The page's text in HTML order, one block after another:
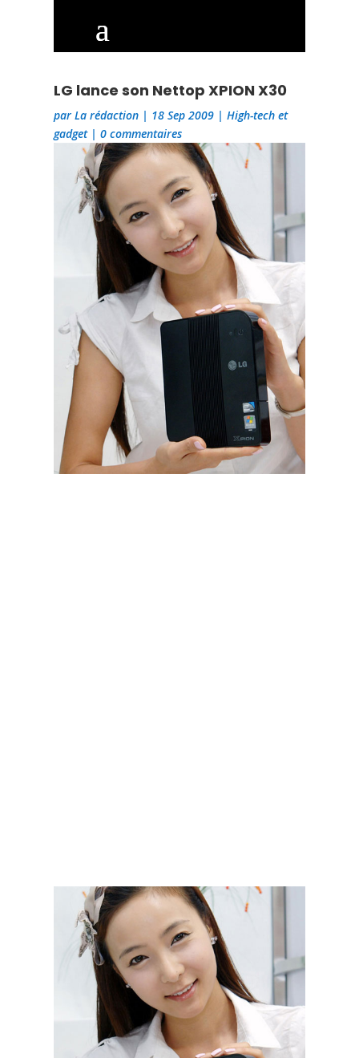
LG lance son Nettop XPION X30
parLa rédaction | 18 Sep 2009 |High-tech et
gadget|0 commentaires